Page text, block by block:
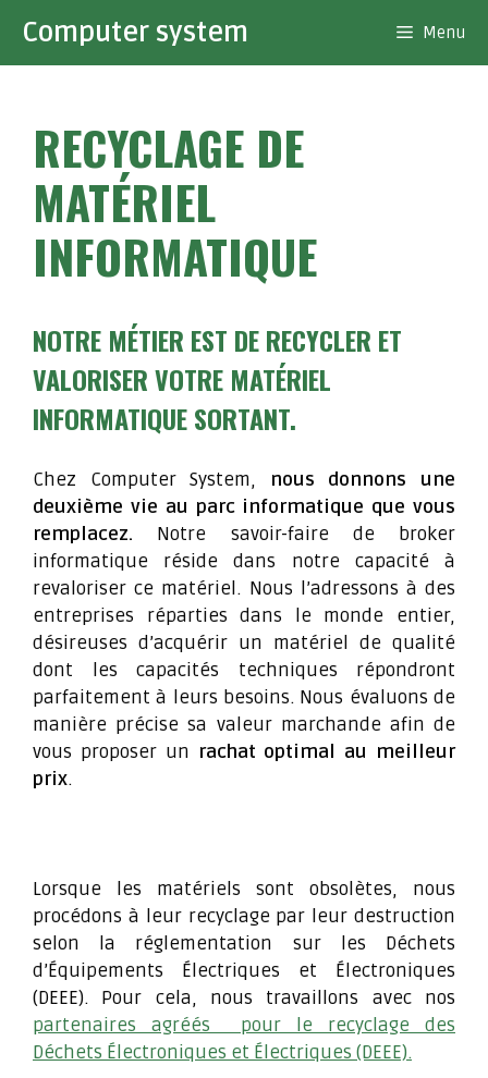
contenu
Computer system Menu
RECYCLAGE DE
MATÉRIEL
INFORMATIQUE
NOTRE MÉTIER EST DE RECYCLER ET
VALORISER VOTRE MATÉRIEL
INFORMATIQUE SORTANT.
Chez Computer System,
nous donnons une
deuxième vie au parc informatique que vous
remplacez. Notre savoir-faire de broker
informatique réside dans notre capacité à
revaloriser ce matériel. Nous l’adressons à des
entreprises réparties dans le monde entier,
désireuses d’acquérir un matériel de qualité
dont les capacités techniques répondront
parfaitement à leurs besoins. Nous évaluons de
manière précise sa valeur marchande afin de
vous proposer un rachat optimal au meilleur
prix.
Lorsque les matériels sont obsolètes, nous
procédons à leur recyclage par leur destruction
selon la réglementation sur les Déchets
d’Équipements Électriques et Électroniques
(DEEE). Pour cela, nous travaillons avec nos
partenaires agréés pour le recyclage des
Déchets Électroniques et Électriques (DEEE).